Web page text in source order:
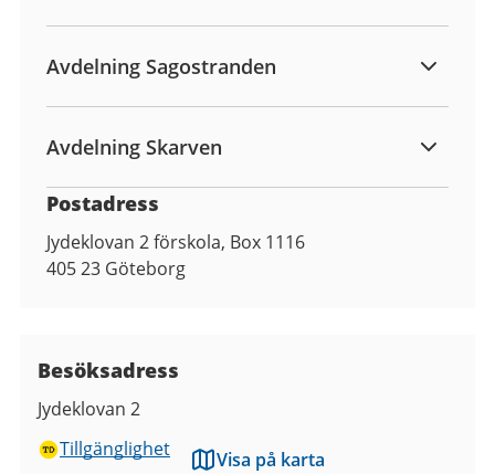
Avdelning Sagostranden
Avdelning Skarven
Postadress
Jydeklovan 2 förskola, Box 1116
405 23 Göteborg
Besöksadress
Jydeklovan 2
Tillgänglighet
Visa på karta